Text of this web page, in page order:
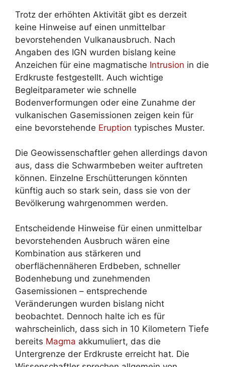
Trotz der erhöhten Aktivität gibt es derzeit
keine Hinweise auf einen unmittelbar
bevorstehenden Vulkanausbruch. Nach
Angaben des IGN wurden bislang keine
Anzeichen für eine magmatische Intrusion in die
Erdkruste festgestellt. Auch wichtige
Begleitparameter wie schnelle
Bodenverformungen oder eine Zunahme der
vulkanischen Gasemissionen zeigen kein für
eine bevorstehende Eruption typisches Muster.
Die Geowissenschaftler gehen allerdings davon
aus, dass die Schwarmbeben weiter auftreten
können. Einzelne Erschütterungen könnten
künftig auch so stark sein, dass sie von der
Bevölkerung wahrgenommen werden.
Entscheidende Hinweise für einen unmittelbar
bevorstehenden Ausbruch wären eine
Kombination aus stärkeren und
oberflächennäheren Erdbeben, schneller
Bodenhebung und zunehmenden
Gasemissionen – entsprechende
Veränderungen wurden bislang nicht
beobachtet. Dennoch halte ich es für
wahrscheinlich, dass sich in 10 Kilometern Tiefe
bereits Magma akkumuliert, das die
Untergrenze der Erdkruste erreicht hat. Die